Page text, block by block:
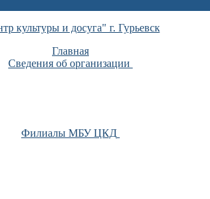
культуры и досуга" г. Гурьевск
Главная
Сведения об организации
Филиалы МБУ ЦКД